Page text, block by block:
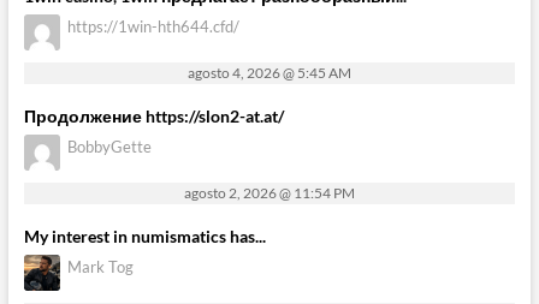
https://1win-hth644.cfd/
agosto 4, 2026 @ 5:45 AM
Продолжение https://slon2-at.at/
BobbyGette
agosto 2, 2026 @ 11:54 PM
My interest in numismatics has...
Mark Tog